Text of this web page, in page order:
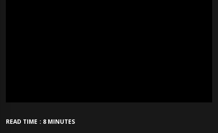
READ TIME : 8 MINUTES